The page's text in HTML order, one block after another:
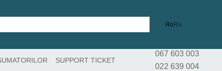
Ro Ru
SUPPORT TICKET
067 603 003
022 639 004